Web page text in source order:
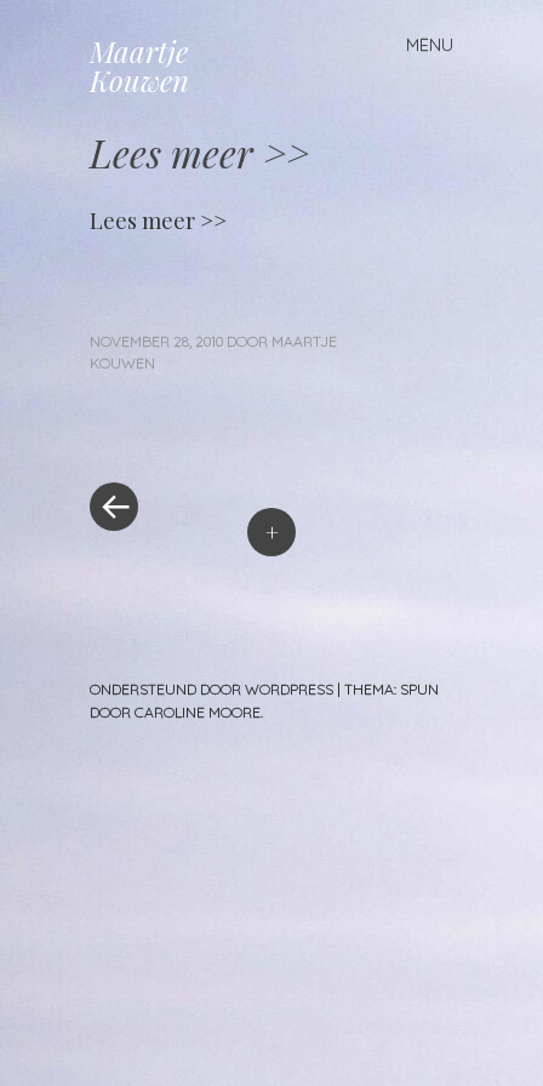
Maartje
Kouwen
MENU
Spring
naar
Lees meer >>
Lees meer >>
NOVEMBER 28, 2010 DOOR MAARTJE
KOUWEN
+
ONDERSTEUND DOOR WORDPRESS | THEMA: SPUN
DOOR CAROLINE MOORE